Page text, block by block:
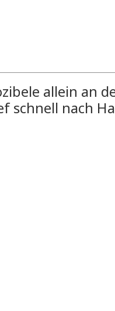
allein an
schnell nach